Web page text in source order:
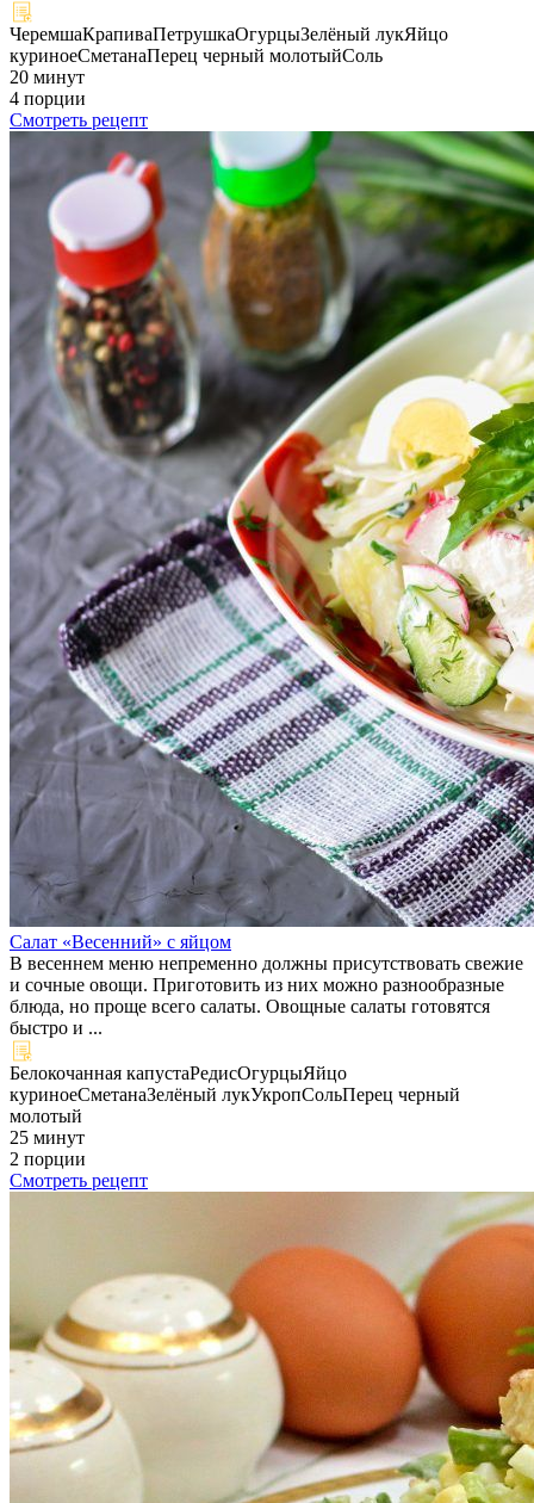
ЧеремшаКрапиваПетрушкаОгурцыЗелёный лукЯйцо
куриноеСметанаПерец черный молотыйСоль
20 минут
4 порции
Смотреть рецепт
Салат «Весенний» с яйцом
В весеннем меню непременно должны присутствовать свежие
и сочные овощи. Приготовить из них можно разнообразные
блюда, но проще всего салаты. Овощные салаты готовятся
быстро и ...
Белокочанная капустаРедисОгурцыЯйцо
куриноеСметанаЗелёный лукУкропСольПерец черный
молотый
25 минут
2 порции
Смотреть рецепт